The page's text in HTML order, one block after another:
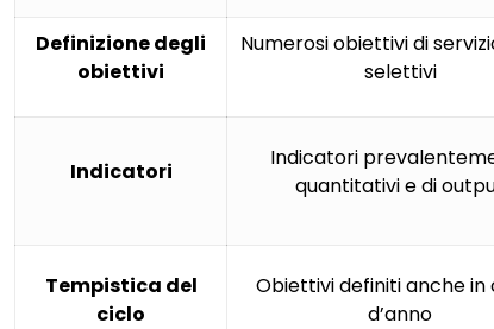
Definizione degli
obiettivi
Numerosi obiettivi di
selettivi
Indicatori
Indicatori
quantitativi e di
Tempistica del
ciclo
Obiettivi definiti anche in
d’anno